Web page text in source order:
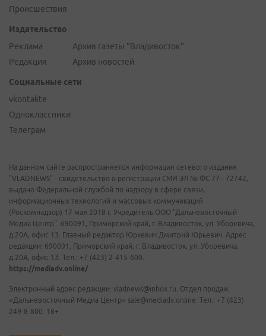
Происшествия
Издательство
Реклама
Редакция
Архив газеты "Владивосток"
Архив новостей
Социальные сети
vkontakte
Одноклассники
Телеграм
На данном сайте распространяется информация сетевого издания
"VLADNEWS" - свидетельство о регистрации СМИ ЭЛ № ФС 77 - 72742,
выдано Федеральной службой по надзору в сфере связи,
информационных технологий и массовых коммуникаций
(Роскомнадзор) 17 мая 2018 г. Учредитель ООО "Дальневосточный
Медиа Центр". 690091, Приморский край, г. Владивосток, ул. Уборевича,
д.20А, офис 13. Главный редактор Юркевич Дмитрий Юрьевич. Адрес
редакции: 690091, Приморский край, г. Владивосток, ул. Уборевича,
д.20А, офис 13. Тел.: +7 (423) 2-415-600.
https://mediadv.online/
Электронный адрес редакции: vladnews@inbox.ru. Отдел продаж
«Дальневосточный Медиа Центр» sale@mediadv.online. Тел.: +7 (423)
249-8-800. 18+